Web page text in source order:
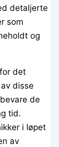
detaljerte
som
og
det
disse
de
tid.
i løpet
av